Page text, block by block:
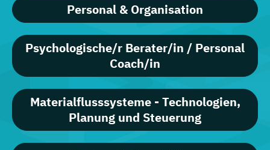
Personal & Organisation
Psychologische/r Berater/in / Personal
Coach/in
Materialflusssysteme - Technologien,
Planung und Steuerung